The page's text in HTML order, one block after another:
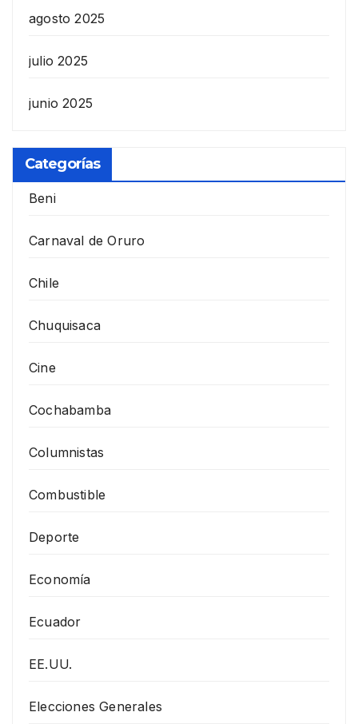
agosto 2025
julio 2025
junio 2025
Categorías
Beni
Carnaval de Oruro
Chile
Chuquisaca
Cine
Cochabamba
Columnistas
Combustible
Deporte
Economía
Ecuador
EE.UU.
Elecciones Generales